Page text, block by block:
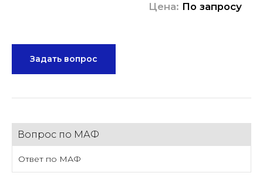
Цена: По запросу
Задать вопрос
Вопрос по МАФ
Ответ по МАФ